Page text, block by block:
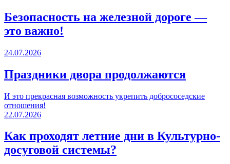
Безопасность на железной дороге —
это важно!
24.07.2026
Праздники двора продолжаются
И это прекрасная возможность укрепить добрососедские
отношения!
22.07.2026
Как проходят летние дни в Культурно-
досуговой системы?